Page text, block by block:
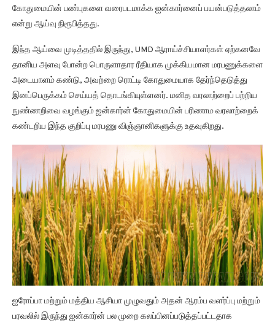
கோதுமையின் பண்புகளை வரைபடமாக்க ஐன்கார்னைப் பயன்படுத்தலாம்
என்று ஆய்வு நிரூபித்தது.
இந்த ஆய்வை முடித்ததில் இருந்து, UMD ஆராய்ச்சியாளர்கள் ஏற்கனவே
தானிய அளவு போன்ற பொருளாதார ரீதியாக முக்கியமான மரபணுக்களை
அடையாளம் கண்டு, அவற்றை ரொட்டி கோதுமையாக தேர்ந்தெடுத்து
இனப்பெருக்கம் செய்யத் தொடங்கியுள்ளனர். மனித வரலாற்றைப் பற்றிய
நுண்ணறிவை வழங்கும் ஐன்கார்ன் கோதுமையின் பரிணாம வரலாற்றைக்
கண்டறிய இந்த குறிப்பு மரபணு விஞ்ஞானிகளுக்கு உதவுகிறது.
ஐரோப்பா மற்றும் மத்திய ஆசியா முழுவதும் அதன் ஆரம்ப வளர்ப்பு மற்றும்
பரவலில் இருந்து ஐன்கார்ன் பல முறை கலப்பினப்படுத்தப்பட்டதாக